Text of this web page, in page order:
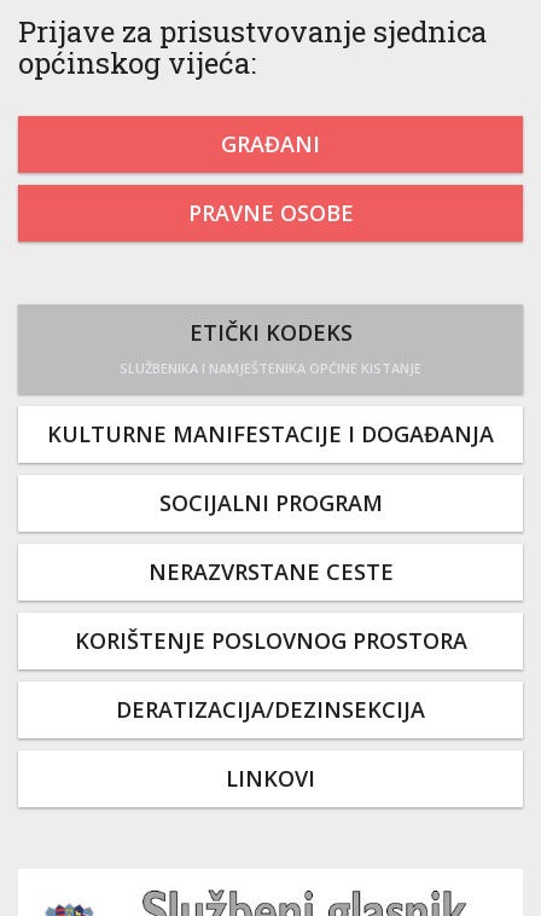
Prijave za prisustvovanje sjednica
općinskog vijeća:
GRAĐANI
PRAVNE OSOBE
ETIČKI KODEKS
SLUŽBENIKA I NAMJEŠTENIKA OPĆINE KISTANJE
KULTURNE MANIFESTACIJE I DOGAĐANJA
SOCIJALNI PROGRAM
NERAZVRSTANE CESTE
KORIŠTENJE POSLOVNOG PROSTORA
DERATIZACIJA/DEZINSEKCIJA
LINKOVI